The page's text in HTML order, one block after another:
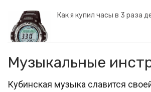
Как я купил часы в 3 раза
Музыкальные
Кубинская музыка славится